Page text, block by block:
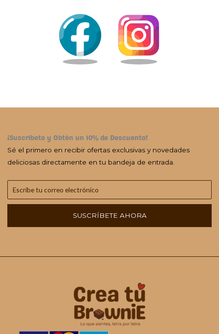
¡Suscríbete y Obtén un 10% de Descuento!
Sé el primero en recibir ofertas exclusivas y novedades
deliciosas directamente en tu bandeja de entrada.
SUSCRÍBETE AHORA